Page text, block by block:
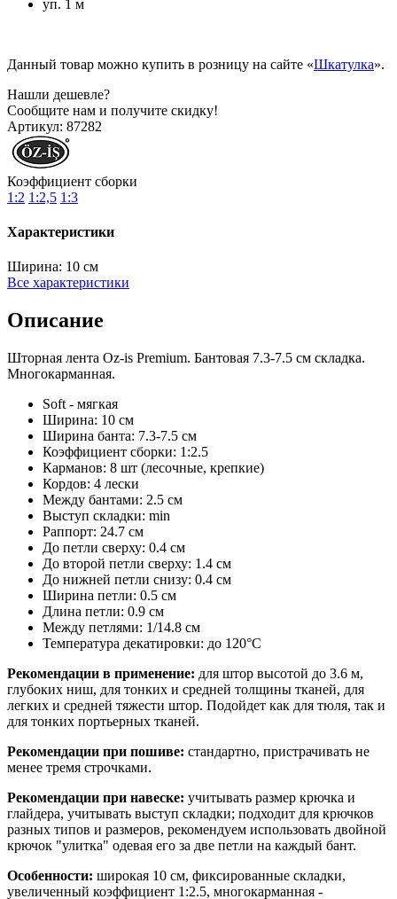
уп. 1 м
Данный товар можно купить в розницу на сайте «Шкатулка».
Нашли дешевле?
Сообщите нам и получите скидку!
Артикул: 87282
Коэффициент сборки
1:2 1:2,5 1:3
Характеристики
Ширина: 10 см
Все характеристики
Описание
Шторная лента Oz-is Premium. Бантовая 7.3-7.5 см складка.
Многокарманная.
Soft - мягкая
Ширина: 10 см
Ширина банта: 7.3-7.5 см
Коэффициент сборки: 1:2.5
Карманов: 8 шт (лесочные, крепкие)
Кордов: 4 лески
Между бантами: 2.5 см
Выступ складки: min
Раппорт: 24.7 см
До петли сверху: 0.4 см
До второй петли сверху: 1.4 см
До нижней петли снизу: 0.4 см
Ширина петли: 0.5 см
Длина петли: 0.9 см
Между петлями: 1/14.8 см
Температура декатировки: до 120°С
Рекомендации в применение: для штор высотой до 3.6 м,
глубоких ниш, для тонких и средней толщины тканей, для
легких и средней тяжести штор. Подойдет как для тюля, так и
для тонких портьерных тканей.
Рекомендации при пошиве: стандартно, пристрачивать не
менее тремя строчками.
Рекомендации при навеске: учитывать размер крючка и
глайдера, учитывать выступ складки; подходит для крючков
разных типов и размеров, рекомендуем использовать двойной
крючок "улитка" одевая его за две петли на каждый бант.
Особенности: широкая 10 см, фиксированные складки,
увеличенный коэффициент 1:2.5, многокарманная -